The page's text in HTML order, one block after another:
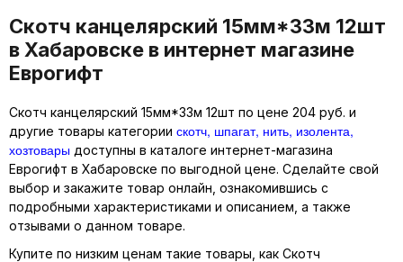
Скотч канцелярский 15мм*33м 12шт
в Хабаровске в интернет магазине
Еврогифт
Скотч канцелярский 15мм*33м 12шт по цене 204 руб. и
другие товары категории скотч, шпагат, нить, изолента,
хозтовары доступны в каталоге интернет-магазина
Еврогифт в Хабаровске по выгодной цене. Сделайте свой
выбор и закажите товар онлайн, ознакомившись с
подробными характеристиками и описанием, а также
отзывами о данном товаре.
Купите по низким ценам такие товары, как Скотч